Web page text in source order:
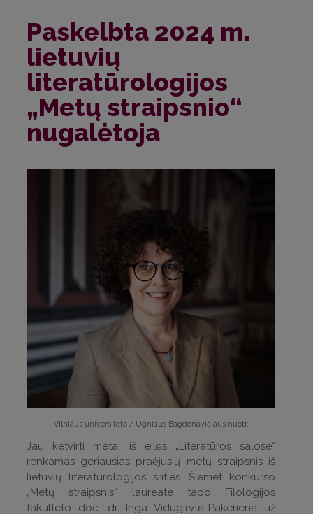
Paskelbta 2024 m.
lietuvių
literatūrologijos
„Metų straipsnio“
nugalėtoja
Vilniaus universiteto / Ugniaus Bagdonavičiaus nuotr.
Jau ketvirti metai iš eilės „Literatūros salose“
renkamas geriausias praėjusių metų straipsnis iš
lietuvių literatūrologijos srities. Šiemet konkurso
„Metų straipsnis“ laureate tapo Filologijos
fakulteto doc. dr. Inga Vidugirytė-Pakerienė už